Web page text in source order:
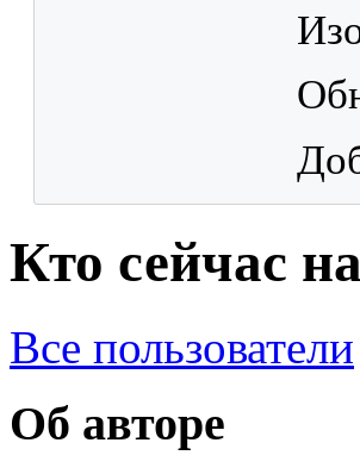
Кто сейчас
Все пользователи
Об авторе